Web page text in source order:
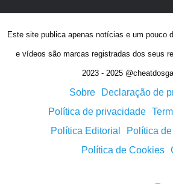
Este site publica apenas notícias e um pouco
e vídeos são marcas registradas dos seus
2023 - 2025
Sobre
Declaração de
Política de privacidade
Política Editorial
Política
Política de Cookies